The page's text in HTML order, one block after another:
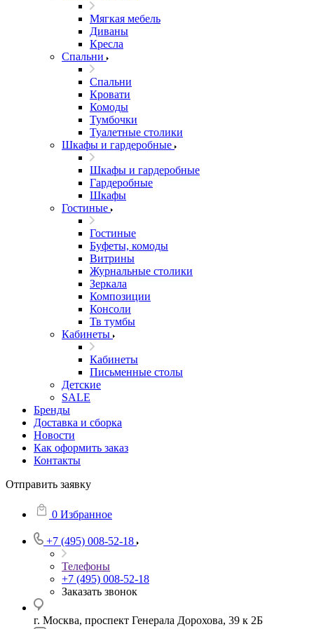
Мягкая мебель
Диваны
Кресла
Спальни
Спальни
Кровати
Комоды
Тумбочки
Туалетные столики
Шкафы и гардеробные
Шкафы и гардеробные
Гардеробные
Шкафы
Гостиные
Гостиные
Буфеты, комоды
Витрины
Журнальные столики
Зеркала
Композиции
Консоли
Тв тумбы
Кабинеты
Кабинеты
Письменные столы
Детские
SALE
Бренды
Доставка и сборка
Новости
Как оформить заказ
Контакты
Отправить заявку
0 Избранное
+7 (495) 008-52-18
Телефоны
+7 (495) 008-52-18
Заказать звонок
г. Москва, проспект Генерала Дорохова, 39 к 2Б